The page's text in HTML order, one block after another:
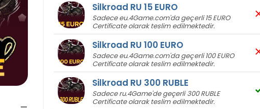
Silkroad RU 15 EURO
Sadece eu.4Game.com'da geçerli 15 EURO
Certificate olarak teslim edilmektedir.
Silkroad RU 100 EURO
Sadece eu.4Game.com'da geçerli 100 EURO
Certificate olarak teslim edilmektedir.
Silkroad RU 300 RUBLE
Sadece ru.4Game'de geçerli 300 RUBLE
Certificate olarak teslim edilmektedir.
E**** A****07-04-2026, 01:10 (4
Silkroad RU 300 RUBLE adlı
Çok hızlı ve güvenli